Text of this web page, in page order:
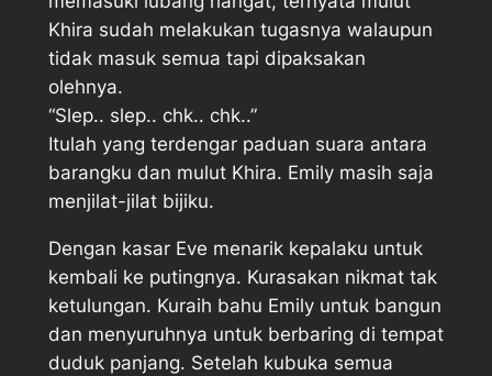
Khira sudah melakukan tugasnya walaupun
tidak masuk semua tapi dipaksakan
olehnya.
“Slep.. slep.. chk.. chk..”
Itulah yang terdengar paduan suara antara
barangku dan mulut Khira. Emily masih saja
menjilat-jilat bijiku.
Dengan kasar Eve menarik kepalaku untuk
kembali ke putingnya. Kurasakan nikmat tak
ketulungan. Kuraih bahu Emily untuk bangun
dan menyuruhnya untuk berbaring di tempat
duduk panjang. Setelah kubuka semua